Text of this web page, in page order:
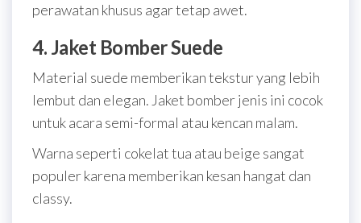
perawatan khusus agar tetap awet.
4. Jaket Bomber Suede
Material suede memberikan tekstur yang lebih
lembut dan elegan. Jaket bomber jenis ini cocok
untuk acara semi-formal atau kencan malam.
Warna seperti cokelat tua atau beige sangat
populer karena memberikan kesan hangat dan
classy.